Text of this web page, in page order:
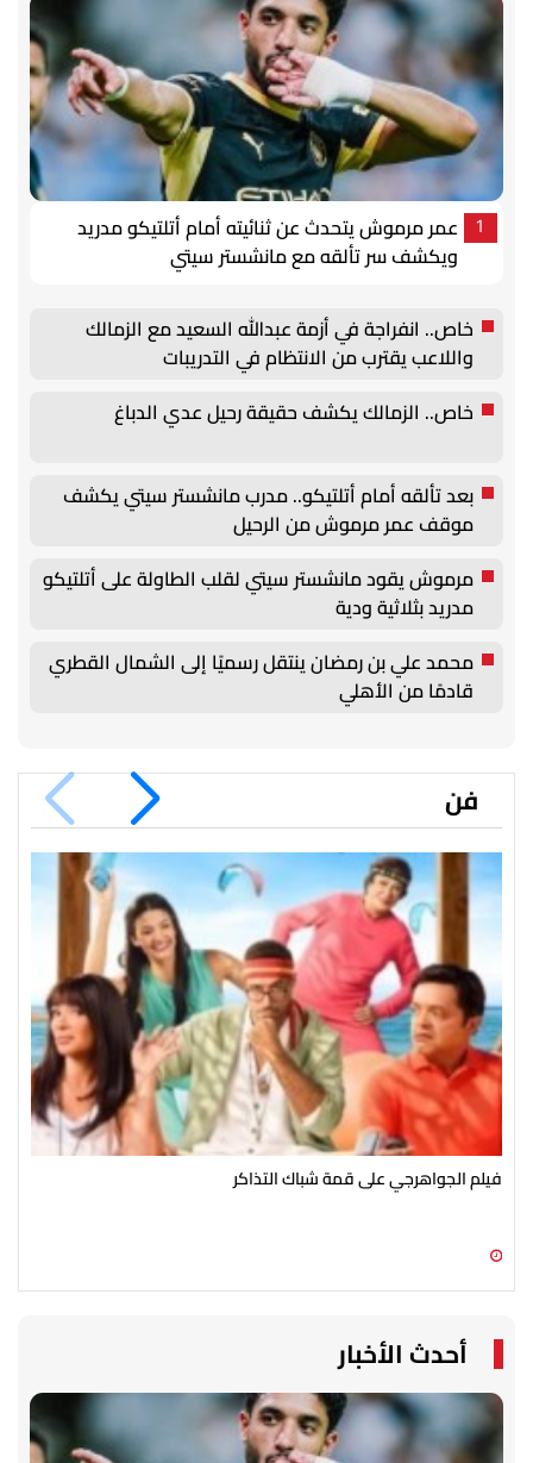
1
عمر مرموش يتحدث عن ثنائيته أمام أتلتيكو مدريد
ويكشف سر تألقه مع مانشستر سيتي
خاص.. انفراجة في أزمة عبدالله السعيد مع الزمالك
واللاعب يقترب من الانتظام في التدريبات
خاص.. الزمالك يكشف حقيقة رحيل عدي الدباغ
بعد تألقه أمام أتلتيكو.. مدرب مانشستر سيتي يكشف
موقف عمر مرموش من الرحيل
مرموش يقود مانشستر سيتي لقلب الطاولة على أتلتيكو
مدريد بثلاثية ودية
محمد علي بن رمضان ينتقل رسميًا إلى الشمال القطري
قادمًا من الأهلي
فن
فيلم الجواهرجي على قمة شباك التذاكر
أحدث الأخبار